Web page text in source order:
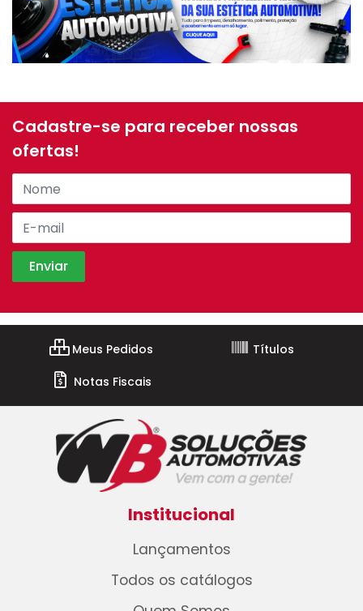
Cadastre-se para receber nossas
ofertas!
Meus Pedidos
Títulos
Notas Fiscais
Institucional
Lançamentos
Todos os catálogos